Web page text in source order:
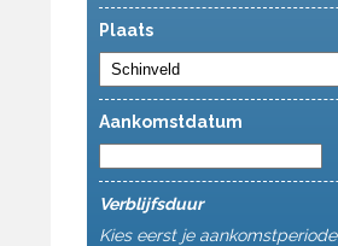
Plaats
Aankomstdatum
Verblijfsduur
Kies eerst je aankomstperiode